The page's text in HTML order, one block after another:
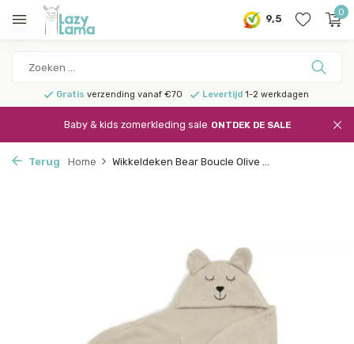
9,5
0
Gratis verzending vanaf €70 Levertijd1-2 werkdagen
Baby & kids zomerkleding sale ONTDEK DE SALE
Terug Home Wikkeldeken Bear Boucle Olive ...